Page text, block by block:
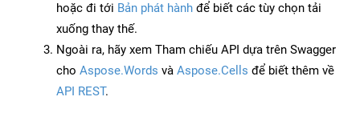
hoặc đi tới Bản phát hành để biết các tùy chọn tải
xuống thay thế.
Ngoài ra, hãy xem Tham chiếu API dựa trên Swagger
cho Aspose.Words và Aspose.Cells để biết thêm về
API REST.